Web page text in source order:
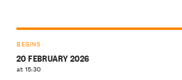
BEGINS
20 FEBRUARY 2026
at 15:30